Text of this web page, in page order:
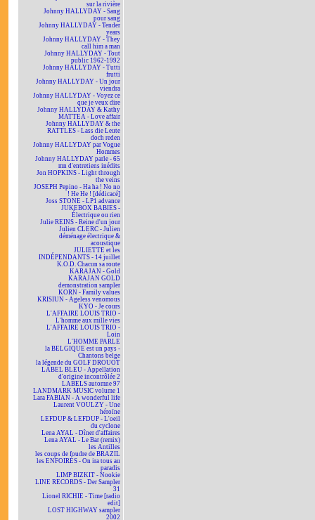
sur la rivière
Johnny HALLYDAY - Sang
pour sang
Johnny HALLYDAY - Tender
years
Johnny HALLYDAY - They
call him a man
Johnny HALLYDAY - Tout
public 1962-1992
Johnny HALLYDAY - Tutti
frutti
Johnny HALLYDAY - Un jour
viendra
Johnny HALLYDAY - Voyez ce
que je veux dire
Johnny HALLYDAY & Kathy
MATTEA - Love affair
Johnny HALLYDAY & the
RATTLES - Lass die Leute
doch reden
Johnny HALLYDAY par Vogue
Hommes
Johnny HALLYDAY parle - 65
mn d'entretiens inédits
Jon HOPKINS - Light through
the veins
JOSEPH Pepino - Ha ha ! No no
! He He ! [dédicacé]
Joss STONE - LP1 advance
JUKEBOX BABIES -
Électrique ou rien
Julie REINS - Reine d'un jour
Julien CLERC - Julien
déménage électrique &
acoustique
JULIETTE et les
INDÉPENDANTS - 14 juillet
K.O.D. Chacun sa route
KARAJAN - Gold
KARAJAN GOLD
demonstration sampler
KORN - Family values
KRISIUN - Ageless venomous
KYO - Je cours
L'AFFAIRE LOUIS TRIO -
L'homme aux mille vies
L'AFFAIRE LOUIS TRIO -
Loin
L'HOMME PARLE
la BELGIQUE est un pays -
Chantons belge
la légende du GOLF DROUOT
LABEL BLEU - Appellation
d'origine incontrôlée 2
LABELS automne 97
LANDMARK MUSIC volume 1
Lara FABIAN - A wonderful life
Laurent VOULZY - Une
héroïne
LEFDUP & LEFDUP - L'oeil
du cyclone
Lena AYAL - Dîner d'affaires
Lena AYAL - Le Bar (remix)
les Antilles
les coups de foudre de BRAZIL
les ENFOIRÉS - On ira tous au
paradis
LIMP BIZKIT - Nookie
LINE RECORDS - Der Sampler
31
Lionel RICHIE - Time [radio
edit]
LOST HIGHWAY sampler
2002